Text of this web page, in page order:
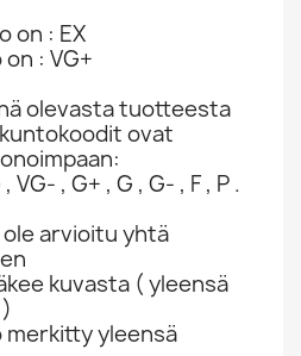
on : EX
: VG+
olevasta tuotteesta
ovat
VG- , G+ , G , G- , F , P .
arvioitu yhtä
kuvasta ( yleensä
merkitty yleensä